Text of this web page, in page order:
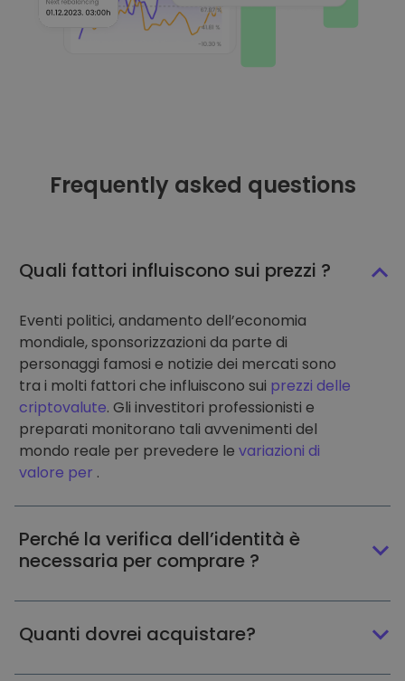
Frequently asked questions
Quali fattori influiscono sui prezzi ?
Eventi politici, andamento dell’economia
mondiale, sponsorizzazioni da parte di
personaggi famosi e notizie dei mercati sono
tra i molti fattori che influiscono sui prezzi delle
criptovalute. Gli investitori professionisti e
preparati monitorano tali avvenimenti del
mondo reale per prevedere le variazioni di
valore per .
Perché la verifica dell’identità è
necessaria per comprare ?
Quanti dovrei acquistare?